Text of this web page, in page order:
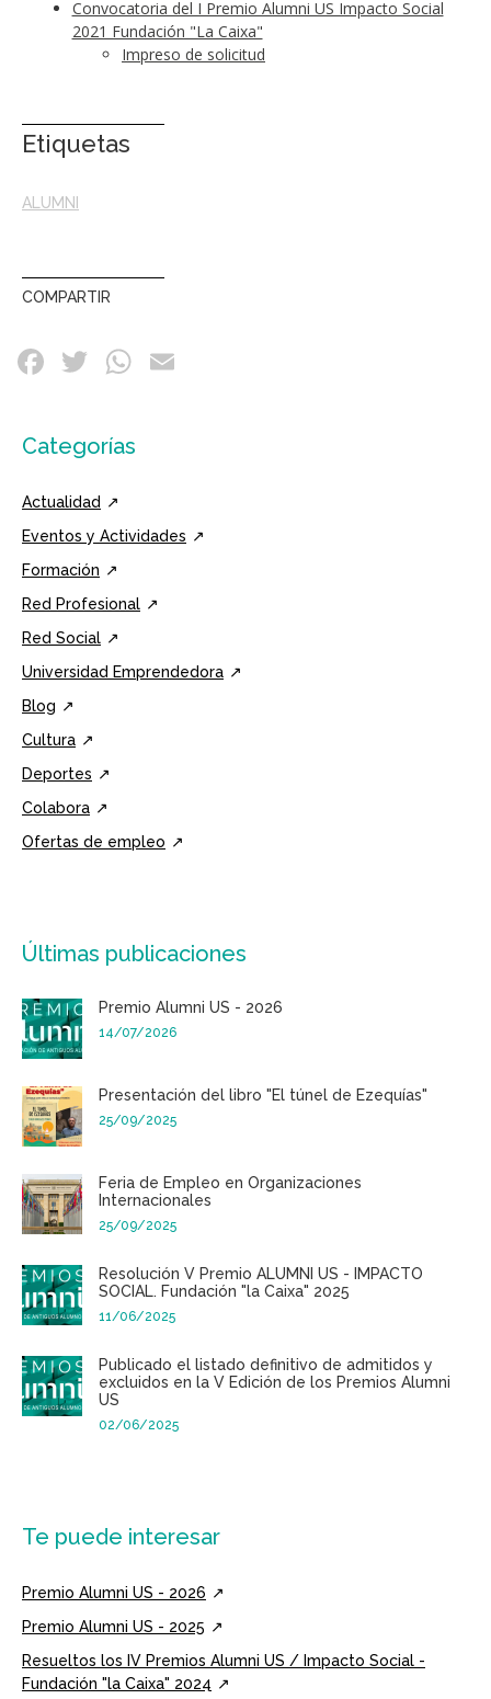
Convocatoria del I Premio Alumni US Impacto Social
2021 Fundación "La Caixa"
Impreso de solicitud
Etiquetas
ALUMNI
COMPARTIR
Categorías
Actualidad
Eventos y Actividades
Formación
Red Profesional
Red Social
Universidad Emprendedora
Blog
Cultura
Deportes
Colabora
Ofertas de empleo
Últimas publicaciones
Premio Alumni US - 2026
14/07/2026
Presentación del libro "El túnel de Ezequías"
25/09/2025
Feria de Empleo en Organizaciones
Internacionales
25/09/2025
Resolución V Premio ALUMNI US - IMPACTO
SOCIAL. Fundación "la Caixa" 2025
11/06/2025
Publicado el listado definitivo de admitidos y
excluidos en la V Edición de los Premios Alumni
US
02/06/2025
Te puede interesar
Premio Alumni US - 2026
Premio Alumni US - 2025
Resueltos los IV Premios Alumni US / Impacto Social -
Fundación "la Caixa" 2024